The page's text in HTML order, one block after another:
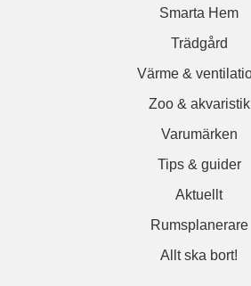
Smarta Hem
Trädgård
Värme &
Zoo & akvaristik
Varumärken
Tips & guider
Aktuellt
Rumsplanerare
Allt ska bort!